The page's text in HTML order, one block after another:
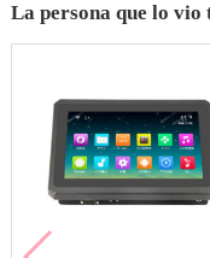
La persona que lo vio